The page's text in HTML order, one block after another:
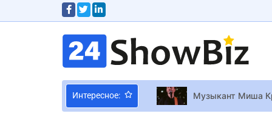
Интересное:
Музыкант Миша
Xbox может